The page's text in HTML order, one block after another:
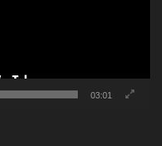
03:01